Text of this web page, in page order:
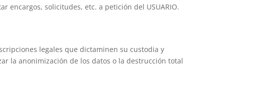
encargos, solicitudes, etc. a petición del USUARIO.
legales que dictaminen su custodia y
la anonimización de los datos o la destrucción total